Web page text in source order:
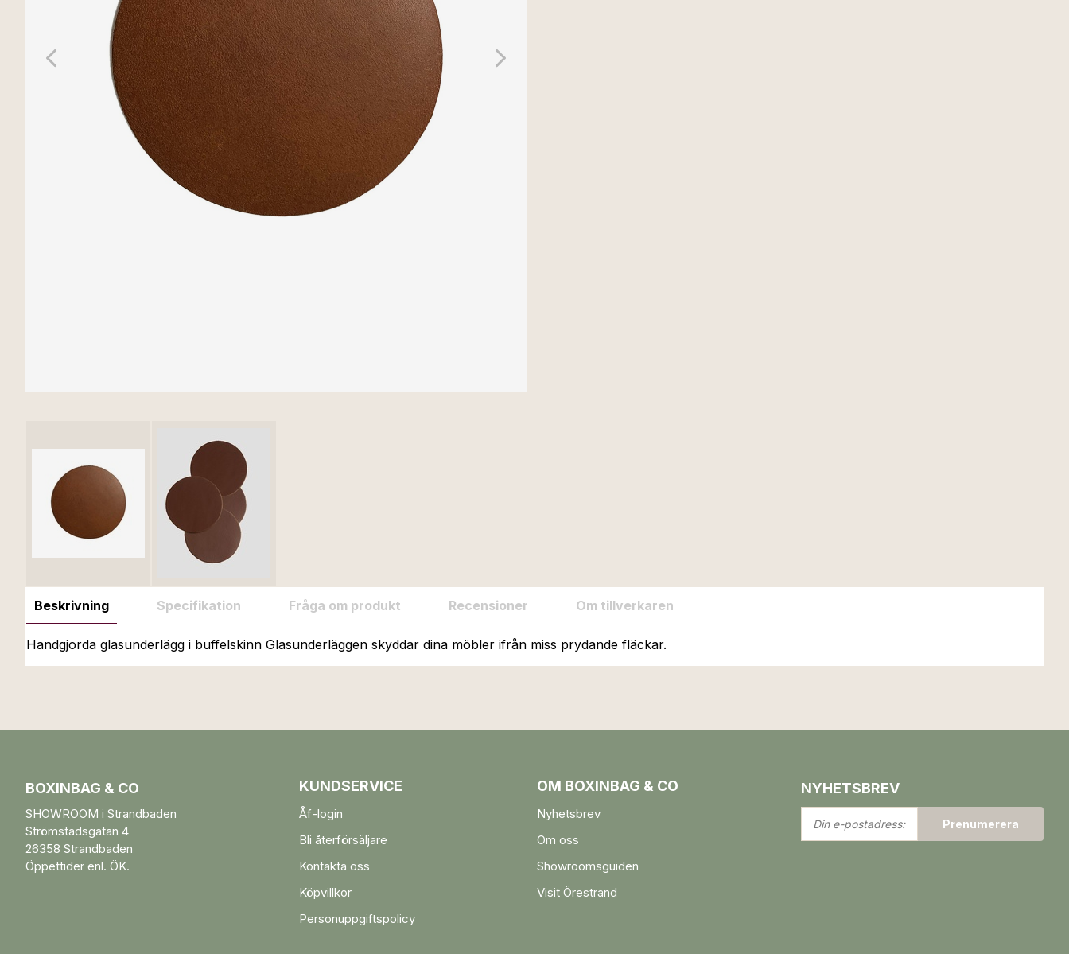
Beskrivning Specifikation Fråga om produkt Recensioner Om tillverkaren
Handgjorda glasunderlägg i buffelskinn Glasunderläggen skyddar dina möbler ifrån miss prydande fläckar.
BOXINBAG & CO
SHOWROOM i Strandbaden
Strömstadsgatan 4
26358 Strandbaden
Öppettider enl. ÖK.
KUNDSERVICE
Åf-login
Bli återförsäljare
Kontakta oss
Köpvillkor
Personuppgiftspolicy
OM BOXINBAG & CO
Nyhetsbrev
Om oss
Showroomsguiden
Visit Örestrand
NYHETSBREV
Din
e-
Prenumerera